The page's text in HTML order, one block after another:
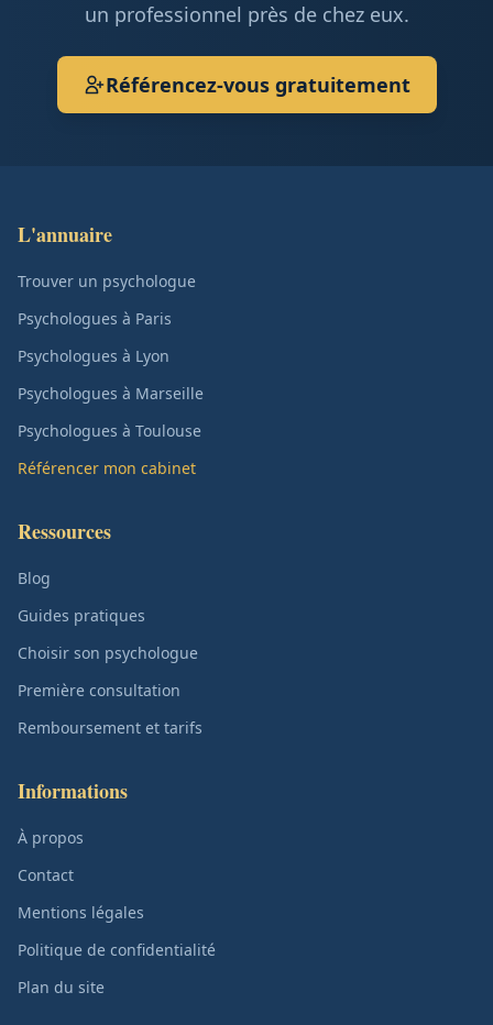
un professionnel près de chez eux.
Référencez-vous gratuitement
L'annuaire
Trouver un psychologue
Psychologues à Paris
Psychologues à Lyon
Psychologues à Marseille
Psychologues à Toulouse
Référencer mon cabinet
Ressources
Blog
Guides pratiques
Choisir son psychologue
Première consultation
Remboursement et tarifs
Informations
À propos
Contact
Mentions légales
Politique de confidentialité
Plan du site